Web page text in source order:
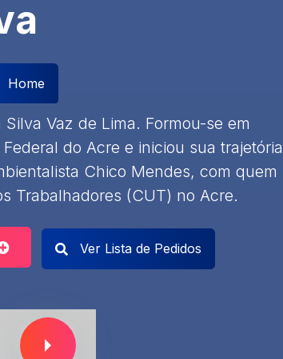
Home
Vaz de Lima. Formou-se em
do Acre e iniciou sua trajetória
Chico Mendes, com quem
Trabalhadores (CUT) no Acre.
Ver Lista de Pedidos